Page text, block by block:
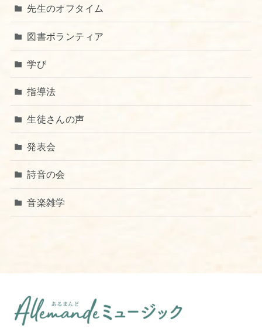
先生のオフタイム
図書ボランティア
学び
指導法
生徒さんの声
発表会
詩音の会
音楽雑学